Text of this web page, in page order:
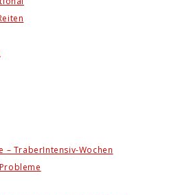
– TraberIntensiv-Wochen